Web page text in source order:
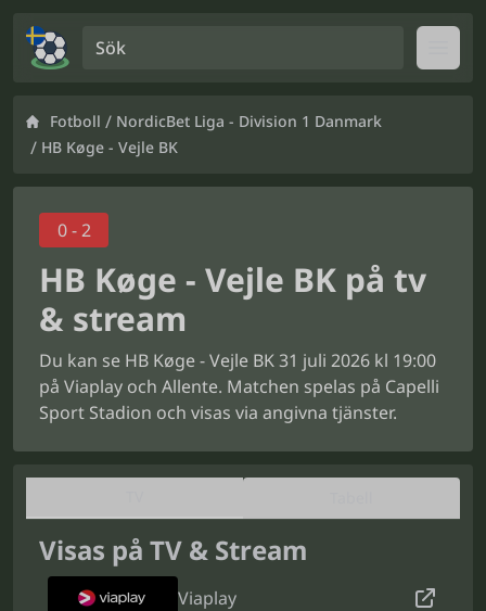
Fotboll / NordicBet Liga - Division 1 Danmark
/ HB Køge - Vejle BK
0 - 2
HB Køge - Vejle BK på tv
& stream
Du kan se HB Køge - Vejle BK 31 juli 2026 kl 19:00
på Viaplay och Allente. Matchen spelas på Capelli
Sport Stadion och visas via angivna tjänster.
Visas på TV & Stream
Viaplay